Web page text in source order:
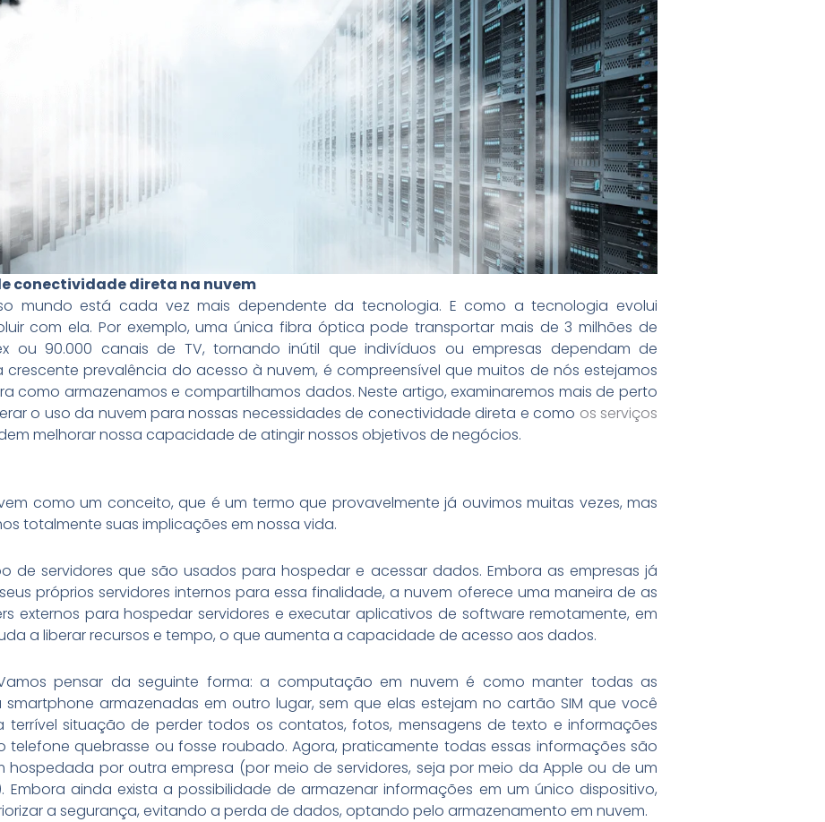
conectividade direta na nuvem
mundo está cada vez mais dependente da tecnologia. E como a tecnologia evolui
com ela. Por exemplo, uma única fibra óptica pode transportar mais de 3 milhões de
ou 90.000 canais de TV, tornando inútil que indivíduos ou empresas dependam de
prevalência do acesso à nuvem, é compreensível que muitos de nós estejamos
como armazenamos e compartilhamos dados. Neste artigo, examinaremos mais de perto
o uso da nuvem para nossas necessidades de conectividade direta e como os serviços
melhorar nossa capacidade de atingir nossos objetivos de negócios.
como um conceito, que é um termo que provavelmente já ouvimos muitas vezes, mas
totalmente suas implicações em nossa vida.
de servidores que são usados para hospedar e acessar dados. Embora as empresas já
próprios servidores internos para essa finalidade, a nuvem oferece uma maneira de as
externos para hospedar servidores e executar aplicativos de software remotamente, em
a liberar recursos e tempo, o que aumenta a capacidade de acesso aos dados.
pensar da seguinte forma: a computação em nuvem é como manter todas as
armazenadas em outro lugar, sem que elas estejam no cartão SIM que você
terrível situação de perder todos os contatos, fotos, mensagens de texto e informações
telefone quebrasse ou fosse roubado. Agora, praticamente todas essas informações são
hospedada por outra empresa (por meio de servidores, seja por meio da Apple ou de um
ainda exista a possibilidade de armazenar informações em um único dispositivo,
a segurança, evitando a perda de dados, optando pelo armazenamento em nuvem.